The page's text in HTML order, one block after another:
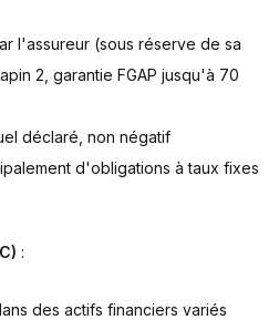
l'assureur (sous réserve de sa
2, garantie FGAP jusqu'à 70
déclaré, non négatif
d'obligations à taux fixes
:
des actifs financiers variés